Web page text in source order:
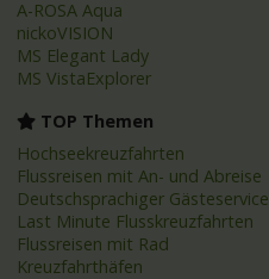
A-ROSA Aqua
nickoVISION
MS Elegant Lady
MS VistaExplorer
TOP Themen
Hochseekreuzfahrten
Flussreisen mit An- und Abreise
Deutschsprachiger Gästeservice
Last Minute Flusskreuzfahrten
Flussreisen mit Rad
Kreuzfahrthäfen